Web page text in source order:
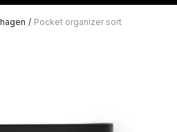
/ Pocket organizer sort